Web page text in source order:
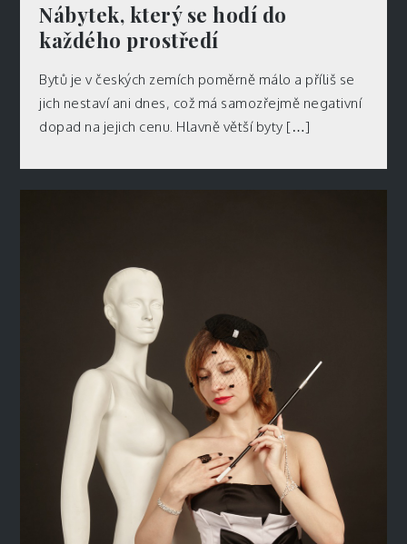
Nábytek, který se hodí do
každého prostředí
Bytů je v českých zemích poměrně málo a příliš se
jich nestaví ani dnes, což má samozřejmě negativní
dopad na jejich cenu. Hlavně větší byty […]